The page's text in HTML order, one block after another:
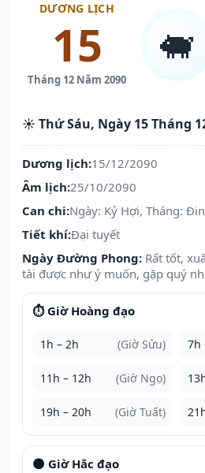
DƯƠNG LỊCH
15
Tháng 12 Năm 2090
🐖
☀️ Thứ Sáu, Ngày 15 Tháng
Dương lịch:15/12/2090
Âm lịch:25/10/2090
Can chi:Ngày: Kỷ Hợi, Tháng:
Tiết khí:Đại tuyết
Ngày Đường Phong: Rất tốt,
tài được như ý muốn, gặp quý
⏱️ Giờ Hoàng đạo
1h – 2h (Giờ Sửu) 7h
11h – 12h (Giờ Ngọ)
19h – 20h (Giờ Tuất)
🌑 Giờ Hắc đạo